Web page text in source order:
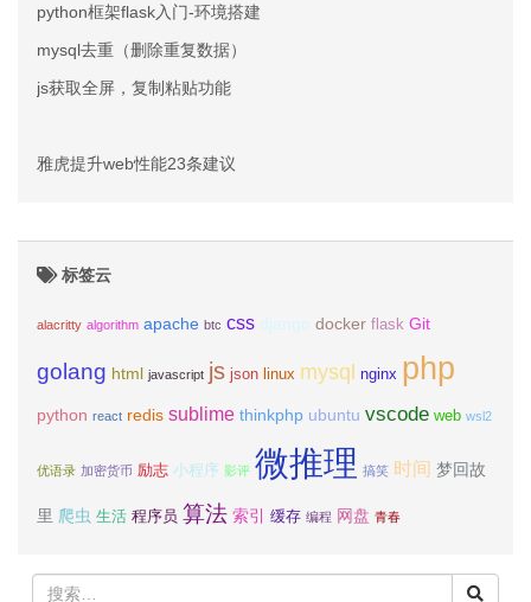
python框架flask入门-环境搭建
mysql去重（删除重复数据）
js获取全屏，复制粘贴功能
雅虎提升web性能23条建议
标签云
alacritty algorithm apache btc css django docker flask Git
golang html javascript js json linux mysql nginx php
python react redis sublime thinkphp ubuntu vscode web wsl2
优语录 加密货币 励志 小程序 影评 微推理 搞笑 时间 梦回故
里 爬虫 生活 程序员 算法 索引 缓存 编程 网盘 青春